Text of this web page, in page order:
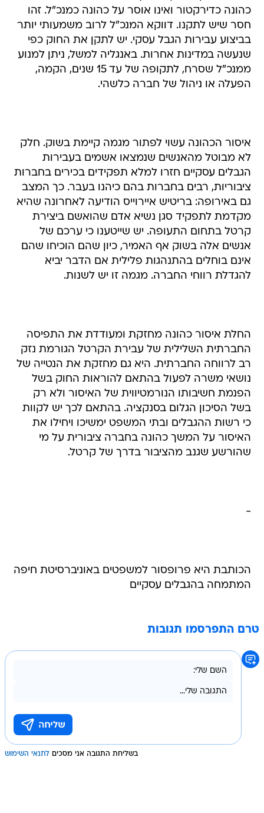
כהונה כדירקטור ואינו אוסר על כהונה כמנכ"ל. זהו
חסר שיש לתקנו. דווקא המנכ"ל לרוב משמעותי יותר
בביצוע עבירות הגבל עסקי. יש לתקן את החוק כפי
שנעשה במדינות אחרות. באנגליה למשל, ניתן למנוע
ממנכ"ל שסרח, לתקופה של עד 15 שנים, הקמה,
הפעלה או ניהול של חברה כלשהי.
איסור הכהונה עשוי לפתור מגמה קיימת בשוק. חלק
לא מבוטל מהאנשים שנמצאו אשמים בעבירות
הגבלים עסקיים חזרו למלא תפקידים בכירים בחברות
ציבוריות, רבים בחברות בהם כיהנו בעבר. כך המצב
גם באירופה: בריטיש איירוייס הודיעה לאחרונה שהיא
מקדמת לתפקיד סגן נשיא אדם שהואשם ביצירת
קרטל בתחום התעופה. יש שייטענו כי ערכם של
אנשים אלה בשוק אף האמיר, כיון שהם הוכיחו שהם
אינם בוחלים בהתנהגות פלילית אם הדבר יביא
להגדלת רווחי החברה. מגמה זו יש לשנות.
החלת איסור כהונה מחזקת ומעודדת את התפיסה
החברתית השלילית של עבירת הקרטל הגורמת נזק
רב לרווחה החברתית. היא גם מחזקת את הנטייה של
נושאי משרה לפעול בהתאם להוראות החוק בשל
הפנמת חשיבותו הנורמטיווית של האיסור ולא רק
בשל הסיכון הגלום בסנקציה. בהתאם לכך יש לקוות
כי רשות ההגבלים ובתי המשפט ימשיכו ויחילו את
האיסור על המשך כהונה בחברה ציבורית על מי
שהורשע שגנב מהציבור בדרך של קרטל.
-
הכותבת היא פרופסור למשפטים באוניברסיטת חיפה
המתמחה בהגבלים עסקיים
טרם התפרסמו תגובות
בשליחת התגובה אני מסכים לתנאי השימוש